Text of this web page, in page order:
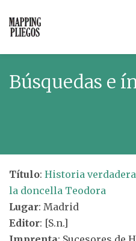
Búsquedas e
Título: Historia
la doncella Teodora
Lugar: Madrid
Editor: [S.n.]